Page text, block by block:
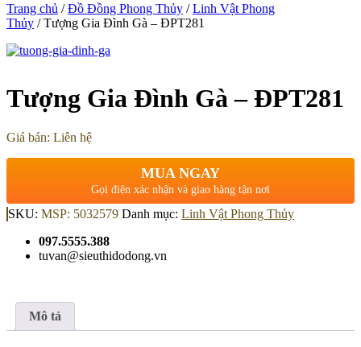
Trang chủ /Đồ Đồng Phong Thủy /Linh Vật Phong
Thủy / Tượng Gia Đình Gà – ĐPT281
Tượng Gia Đình Gà – ĐPT281
Giá bán: Liên hệ
MUA NGAY
Gọi điện xác nhận và giao hàng tận nơi
SKU: MSP: 5032579 Danh mục: Linh Vật Phong Thủy
097.5555.388
tuvan@sieuthidodong.vn
Mô tả